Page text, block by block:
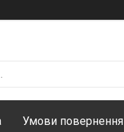
Умови повернення